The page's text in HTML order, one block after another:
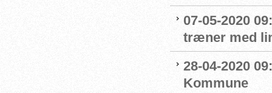
07-05-2020
træner med
28-04-2020
Kommune